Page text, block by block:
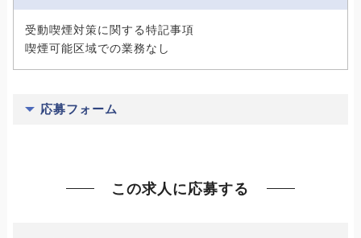
受動喫煙対策に関する特記事項
喫煙可能区域での業務なし
応募フォーム
この求人に応募する